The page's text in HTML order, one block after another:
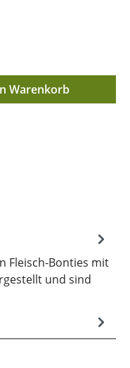
gewünschten
Warenkorb
Fleisch-Bonties mit
und sind